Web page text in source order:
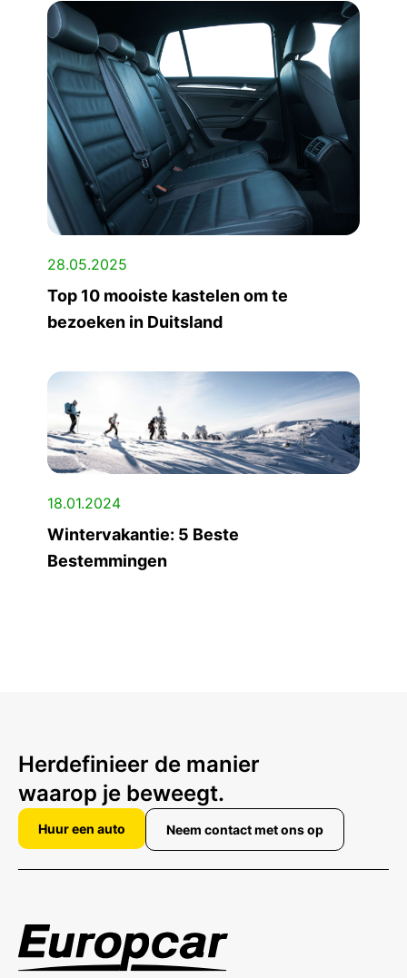
28.05.2025
Top 10 mooiste kastelen om te
bezoeken in Duitsland
18.01.2024
Wintervakantie: 5 Beste
Bestemmingen
Herdefinieer de manier
waarop je beweegt.
Huur een auto Neem contact met ons op